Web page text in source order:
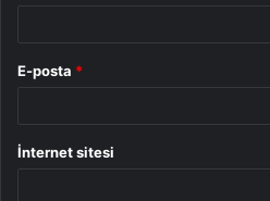
E-posta *
İnternet sitesi